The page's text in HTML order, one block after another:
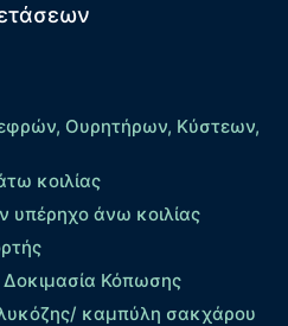
Ουρητήρων, Κύστεων,
κοιλίας
υπέρηχο άνω κοιλίας
Δοκιμασία Κόπωσης
καμπύλη σακχάρου